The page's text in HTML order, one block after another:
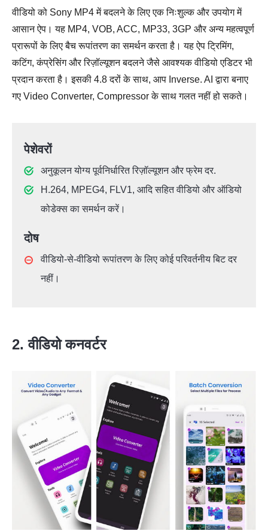
वीडियो को Sony MP4 में बदलने के लिए एक निःशुल्क और उपयोग में
आसान ऐप। यह MP4, VOB, ACC, MP33, 3GP और अन्य महत्वपूर्ण
प्रारूपों के लिए बैच रूपांतरण का समर्थन करता है। यह ऐप ट्रिमिंग,
कटिंग, कंप्रेसिंग और रिज़ॉल्यूशन बदलने जैसे आवश्यक वीडियो एडिटर भी
प्रदान करता है। इसकी 4.8 दरों के साथ, आप Inverse. AI द्वारा बनाए
गए Video Converter, Compressor के साथ गलत नहीं हो सकते।
पेशेवरों
अनुकूलन योग्य पूर्वनिर्धारित रिज़ॉल्यूशन और फ्रेम दर.
H.264, MPEG4, FLV1, आदि सहित वीडियो और ऑडियो
कोडेक्स का समर्थन करें।
दोष
वीडियो-से-वीडियो रूपांतरण के लिए कोई परिवर्तनीय बिट दर
नहीं।
2. वीडियो कनवर्टर